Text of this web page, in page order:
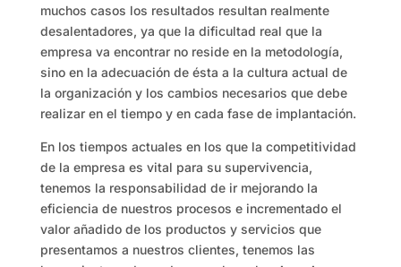
muchos casos los resultados resultan realmente
desalentadores, ya que la dificultad real que la
empresa va encontrar no reside en la metodología,
sino en la adecuación de ésta a la cultura actual de
la organización y los cambios necesarios que debe
realizar en el tiempo y en cada fase de implantación.
En los tiempos actuales en los que la competitividad
de la empresa es vital para su supervivencia,
tenemos la responsabilidad de ir mejorando la
eficiencia de nuestros procesos e incrementado el
valor añadido de los productos y servicios que
presentamos a nuestros clientes, tenemos las